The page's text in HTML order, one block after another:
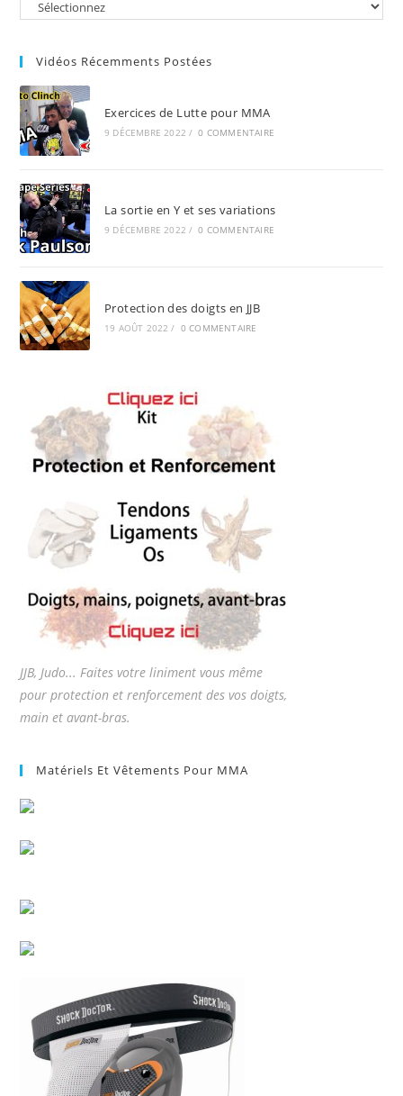
Vidéos Récemments Postées
Exercices de Lutte pour MMA
9 DÉCEMBRE 2022 / 0 COMMENTAIRE
La sortie en Y et ses variations
9 DÉCEMBRE 2022 / 0 COMMENTAIRE
Protection des doigts en JJB
19 AOÛT 2022 / 0 COMMENTAIRE
JJB, Judo... Faites votre liniment vous même
pour protection et renforcement des vos doigts,
main et avant-bras.
Matériels Et Vêtements Pour MMA